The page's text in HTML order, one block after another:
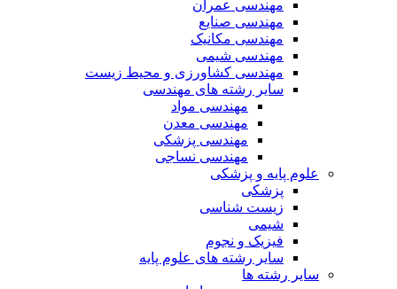
مهندسی عمران
مهندسی صنایع
مهندسی مکانیک
مهندسی شیمی
مهندسی کشاورزی و محیط زیست
سایر رشته های مهندسی
مهندسی مواد
مهندسی معدن
مهندسی پزشکی
مهندسی نساجی
علوم پایه و پزشکی
پزشکی
زیست شناسی
شیمی
فیزیک و نجوم
سایر رشته های علوم پایه
سایر رشته ها